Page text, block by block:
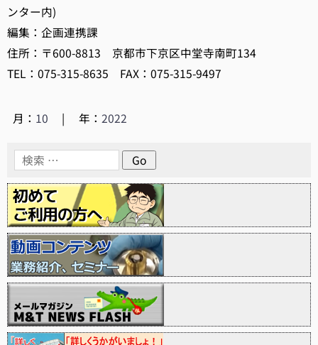
ンター内)
編集：企画連携課
住所：〒600-8813 京都市下京区中堂寺南町134
TEL：075-315-8635 FAX：075-315-9497
月： 10 | 年：2022